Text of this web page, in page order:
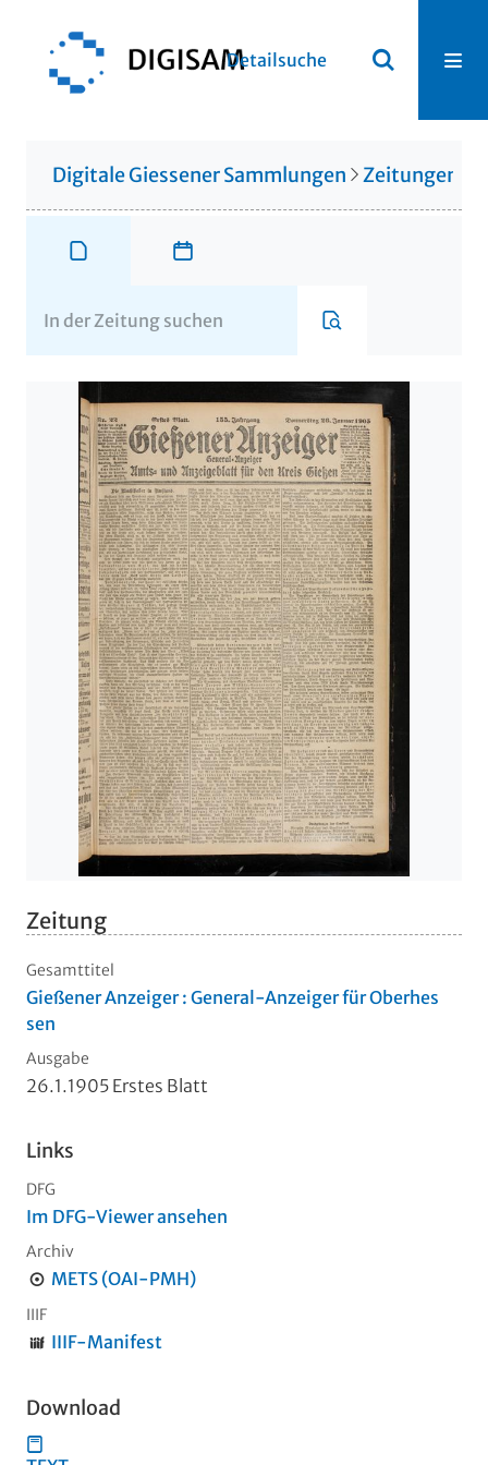
Detailsuche
Digitale Giessener Sammlungen Zeitungen
Zeitung
Gesamttitel
Gießener Anzeiger : General-Anzeiger für Oberhes
sen
Ausgabe
26.1.1905 Erstes Blatt
Links
DFG
Im DFG-Viewer ansehen
Archiv
METS (OAI-PMH)
IIIF
IIIF-Manifest
Download